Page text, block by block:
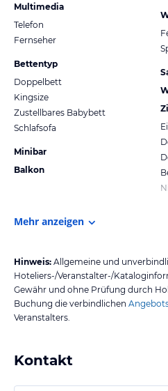
Multimedia
Telefon
Fernseher
Bettentyp
Doppelbett
Kingsize
Zustellbares Babybett
Schlafsofa
Minibar
Balkon
Mehr anzeigen
Hinweis: Allgemeine und
Hoteliers-/Veranstalter-/
Gewähr und ohne Prüfung durch
Buchung die verbindlichen
Veranstalters.
Kontakt